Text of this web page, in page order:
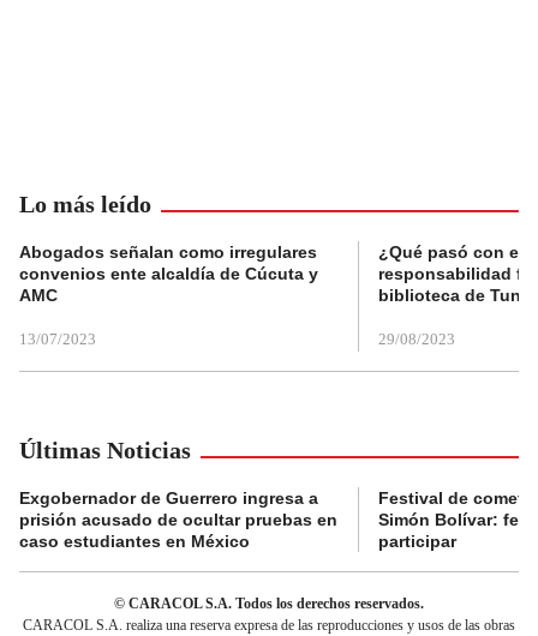
Lo más leído
Abogados señalan como irregulares
convenios ente alcaldía de Cúcuta y
AMC
13/07/2023
¿Qué pasó con el
responsabilidad
biblioteca de
29/08/2023
Últimas Noticias
Exgobernador de Guerrero ingresa a
prisión acusado de ocultar pruebas en
caso estudiantes en México
Festival de
Simón Bolívar:
participar
© CARACOL S.A. Todos los derechos reservados.
CARACOL S.A. realiza una reserva expresa de las reproducciones y usos de las obras